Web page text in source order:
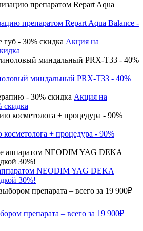
препаратом Repart Aqua Balance -
Акция на
миндальный PRX-T33 - 40%
Акция на
скидка
+ процедура - 90%
NEODIM YAG DEKA
30%!
препарата – всего за 19 900₽